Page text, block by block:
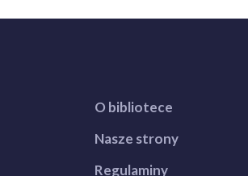
O bibliotece
Nasze strony
Regulaminy